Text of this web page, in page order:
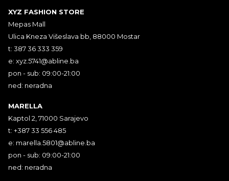
XYZ FASHION STORE
Mepas Mall
Ulica Kneza Višeslava bb, 88000 Mostar
t: 387 36 333 359
e: xyz.5741@abline.ba
pon - sub: 09:00-21:00
ned: neradna
MARELLA
Kaptol 2, 71000 Sarajevo
t: +387 33 556 485
e: marella.5801@abline.ba
pon - sub: 09:00-21:00
ned: neradna